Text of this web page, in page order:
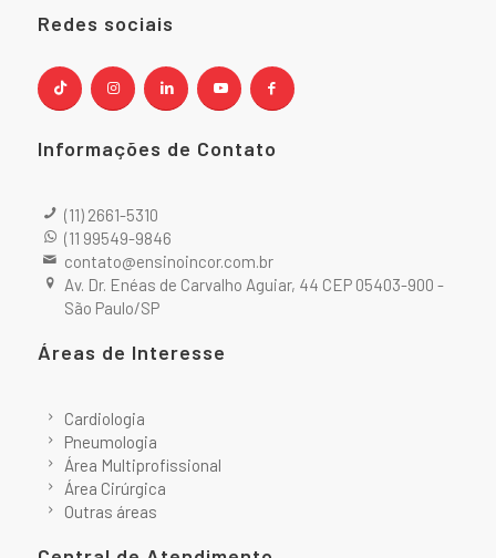
Redes sociais
Informações de Contato
(11) 2661-5310
(11 99549-9846
contato@ensinoincor.com.br
Av. Dr. Enéas de Carvalho Aguiar, 44 CEP 05403-900 -
São Paulo/SP
Áreas de Interesse
Cardiologia
Pneumologia
Área Multiprofissional
Área Cirúrgica
Outras áreas